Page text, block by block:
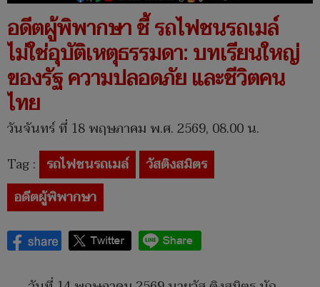
อดีตผู้พิพากษา ชี้ รถไฟชนรถเมล์
ไม่ใช่อุบัติเหตุธรรมดา: บทเรียนใหญ่
ของรัฐ ความปลอดภัย และชีวิตคน
ไทย
วันจันทร์ ที่ 18 พฤษภาคม พ.ศ. 2569, 08.00 น.
Tag : รถไฟชนรถเมล์
วัสติงสมิตร
อดีตผู้พิพากษา